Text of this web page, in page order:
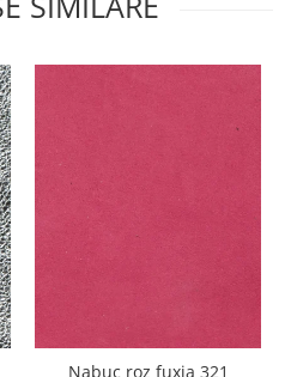
Nabuc roz fuxia 321